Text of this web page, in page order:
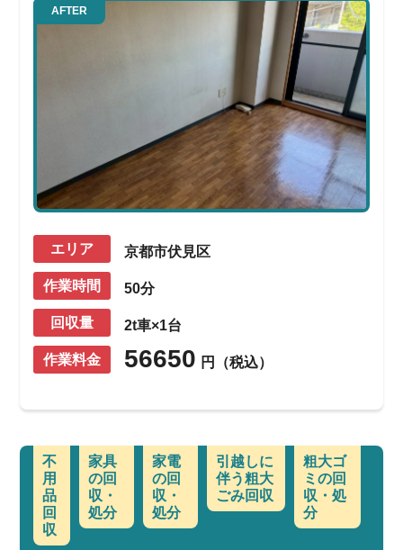
AFTER
エリア 京都市伏見区
作業時間 50分
回収量 2t車×1台
作業料金 56650 円（税込）
不
用
品
回
収
家具
の回
収・
処分
家電
の回
収・
処分
引越しに
伴う粗大
ごみ回収
粗大ゴ
ミの回
収・処
分